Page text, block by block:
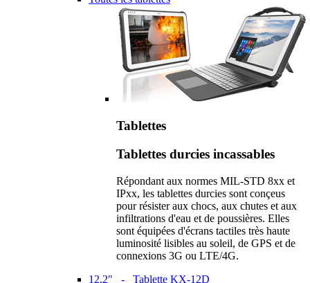
Tablettes
Tablettes durcies incassables
Répondant aux normes MIL-STD 8xx et
IPxx, les tablettes durcies sont conçeus
pour résister aux chocs, aux chutes et aux
infiltrations d'eau et de poussières. Elles
sont équipées d'écrans tactiles très haute
luminosité lisibles au soleil, de GPS et de
connexions 3G ou LTE/4G.
12.2" - Tablette KX-12D